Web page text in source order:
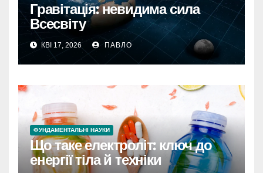
Гравітація: невидима сила
Всесвіту
КВІ 17, 2026 ПАВЛО
ФУНДАМЕНТАЛЬНІ НАУКИ
Що таке електроліт: ключ до
енергії тіла й техніки